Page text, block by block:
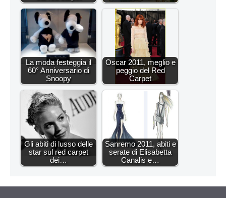
La moda festeggia il
60° Anniversario di
Snoopy
Oscar 2011, meglio e
peggio del Red
Carpet
Gli abiti di lusso delle
star sul red carpet
dei…
Sanremo 2011, abiti e
serate di Elisabetta
Canalis e…